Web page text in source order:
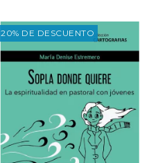
20% DE DESCUENTO